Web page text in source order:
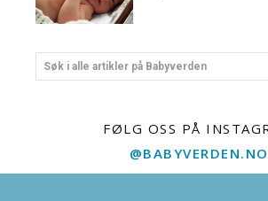
Søk i alle artikler på Babyverden
FØLG OSS PÅ
@BABYVERDEN.NO